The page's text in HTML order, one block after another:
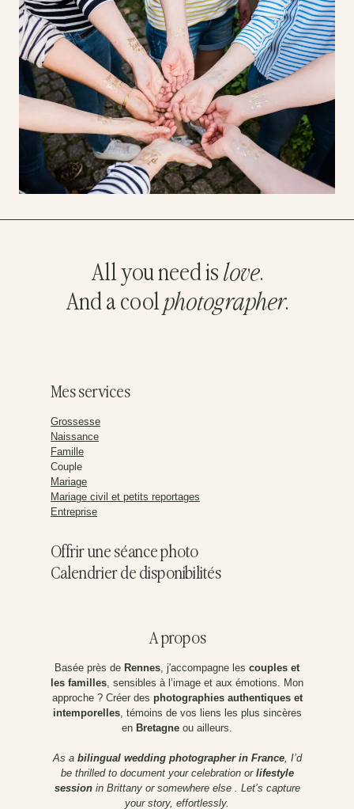
All you need is love.
And a coolphotographer.
Mes services
Grossesse
Naissance
Famille
Couple
Mariage
Mariage civil et petits reportages
Entreprise
Offrir une séance photo
Calendrier de disponibilités
A propos
Basée près de Rennes , j'accompagne les couples et
les familles , sensibles à l’image et aux émotions. Mon
approche ? Créer des photographies authentiques et
intemporelles, témoins de vos liens les plus sincères
en Bretagne ou ailleurs.
As a bilingual wedding photographer in France, I’d
be thrilled to document your celebration or lifestyle
sessionin Brittany or somewhere else . Let’s capture
your story, effortlessly.